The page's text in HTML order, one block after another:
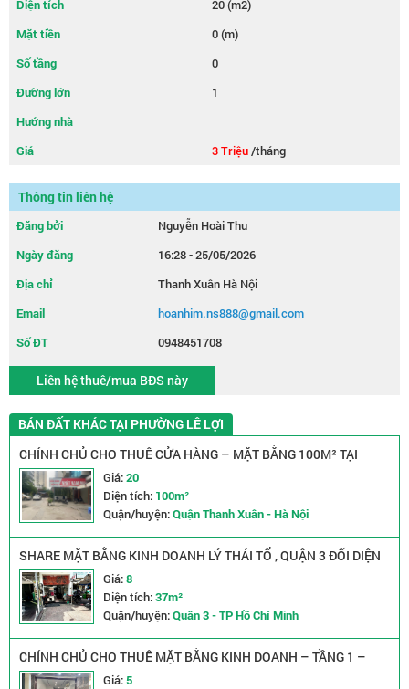
Diện tích
20 (m2)
Mặt tiền
0 (m)
Số tầng
0
Đường lớn
1
Hướng nhà
Giá
3 Triệu/tháng
Thông tin liên hệ
Đăng bởi
Nguyễn Hoài Thu
Ngày đăng
16:28 - 25/05/2026
Địa chỉ
Thanh Xuân Hà Nội
Email
hoanhim.ns888@gmail.com
Số ĐT
0948451708
Liên hệ thuê/mua BĐS này
BÁN ĐẤT KHÁC TẠI PHƯỜNG LÊ LỢI
CHÍNH CHỦ CHO THUÊ CỬA HÀNG – MẶT BẰNG 100M² TẠI
TRIỀU KHÚC, HÀ NỘI
Giá:20
Diện tích: 100m²
Quận/huyện:Quận Thanh Xuân - Hà Nội
SHARE MẶT BẰNG KINH DOANH LÝ THÁI TỔ , QUẬN 3 ĐỐI DIỆN
CÔNG VIÊN
Giá:8
Diện tích:37m²
Quận/huyện:Quận 3 - TP Hồ Chí Minh
CHÍNH CHỦ CHO THUÊ MẶT BẰNG KINH DOANH – TẦNG 1 –
TÂY SƠN, ĐỐNG ĐA, HÀ NỘI
Giá:5